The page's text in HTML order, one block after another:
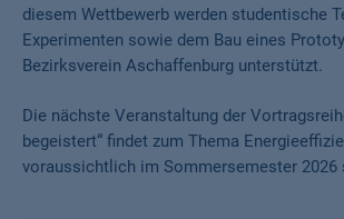
diesem Wettbewerb werden studentische
Experimenten sowie dem Bau eines
Bezirksverein Aschaffenburg unterstützt.
Die nächste Veranstaltung der
begeistert“ findet zum Thema
voraussichtlich im Sommersemester 2026